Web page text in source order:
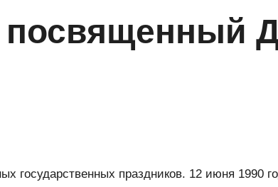
государственных праздников. 12 июня 1990